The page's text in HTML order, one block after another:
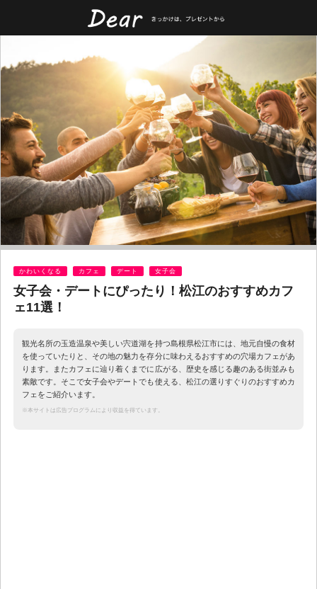
かわいくなる カフェ デート 女子会
女子会・デートにぴったり！松江のおすすめカフ
ェ11選！
観光名所の玉造温泉や美しい宍道湖を持つ島根県松江市には、地元自慢の食材
を使っていたりと、その地の魅力を存分に味わえるおすすめの穴場カフェがあ
ります。またカフェに辿り着くまでに広がる、歴史を感じる趣のある街並みも
素敵です。そこで女子会やデートでも使える、松江の選りすぐりのおすすめカ
フェをご紹介います。
※本サイトは広告プログラムにより収益を得ています。